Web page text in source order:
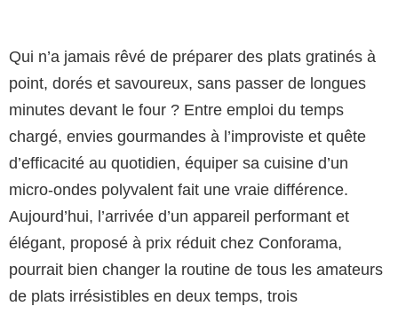
Qui n’a jamais rêvé de préparer des plats gratinés à
point, dorés et savoureux, sans passer de longues
minutes devant le four ? Entre emploi du temps
chargé, envies gourmandes à l’improviste et quête
d’efficacité au quotidien, équiper sa cuisine d’un
micro-ondes polyvalent fait une vraie différence.
Aujourd’hui, l’arrivée d’un appareil performant et
élégant, proposé à prix réduit chez Conforama,
pourrait bien changer la routine de tous les amateurs
de plats irrésistibles en deux temps, trois